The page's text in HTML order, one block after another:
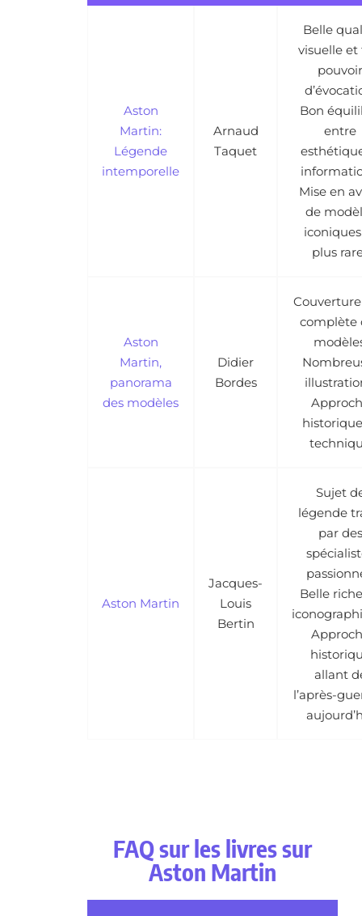
Aston
Martin:
Légende
intemporelle
Arnaud
Taquet
Belle
visuelle et
pouvoir
Bon
entre
Mise en
de
plus
Aston
Martin,
panorama
des modèles
Didier
Bordes
complète
Aston Martin
Jacques-
Louis
Bertin
Sujet
légende
par des
Belle
allant
l’après-
FAQ sur les livres sur
Aston Martin